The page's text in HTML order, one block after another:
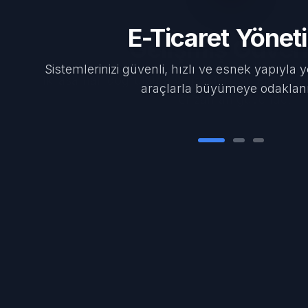
E-Ticaret
Sistemlerinizi güvenli, hızlı ve esnek yapıyla
araçlarla büyümeye
Gelişmiş
İki aşamalı doğrulama ve modern şifreleme
her zaman güvende.